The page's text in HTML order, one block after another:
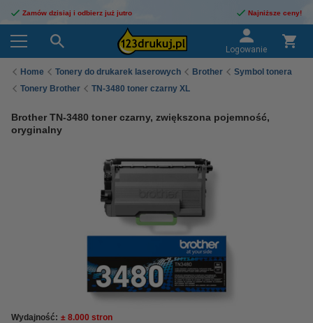
Zamów dzisiaj i odbierz już jutro Najniższe ceny!
Logowanie
Home Tonery do drukarek laserowych Brother
Symbol tonera
Tonery Brother
TN-3480 toner czarny XL
Brother TN-3480 toner czarny, zwiększona pojemność,
oryginalny
Wydajność: ± 8.000 stron